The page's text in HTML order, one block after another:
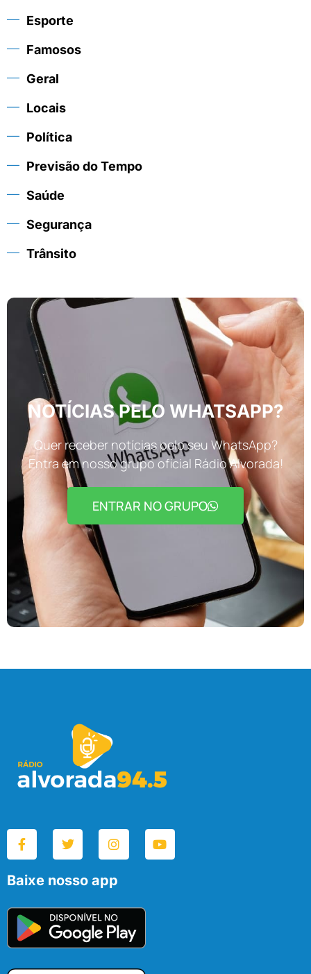
Esporte
Famosos
Geral
Locais
Política
Previsão do Tempo
Saúde
Segurança
Trânsito
NOTÍCIAS PELO WHATSAPP?
Quer receber notícias pelo seu WhatsApp?
Entra em nosso grupo oficial Rádio Alvorada!
ENTRAR NO GRUPO
Baixe nosso app